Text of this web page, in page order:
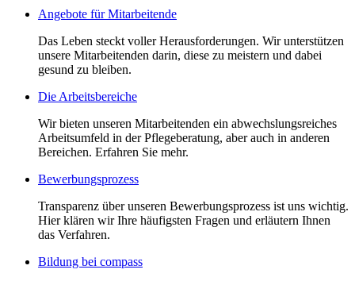
Angebote für Mitarbeitende
Das Leben steckt voller Herausforderungen. Wir unterstützen
unsere Mitarbeitenden darin, diese zu meistern und dabei
gesund zu bleiben.
Die Arbeitsbereiche
Wir bieten unseren Mitarbeitenden ein abwechslungsreiches
Arbeitsumfeld in der Pflegeberatung, aber auch in anderen
Bereichen. Erfahren Sie mehr.
Bewerbungsprozess
Transparenz über unseren Bewerbungsprozess ist uns wichtig.
Hier klären wir Ihre häufigsten Fragen und erläutern Ihnen
das Verfahren.
Bildung bei compass